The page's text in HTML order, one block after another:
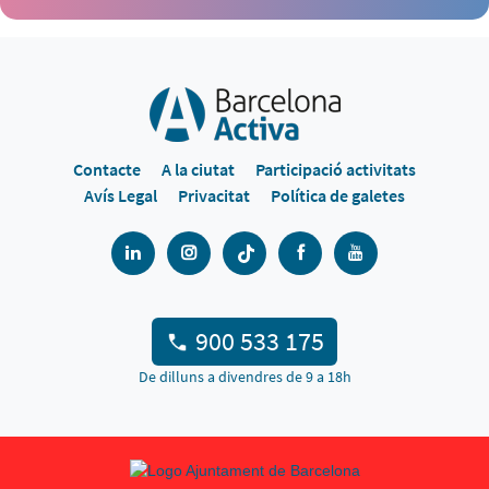
Contacte A la ciutat
Participació activitats
Avís Legal
Privacitat Política de galetes
900 533 175
De dilluns a divendres de 9 a 18h